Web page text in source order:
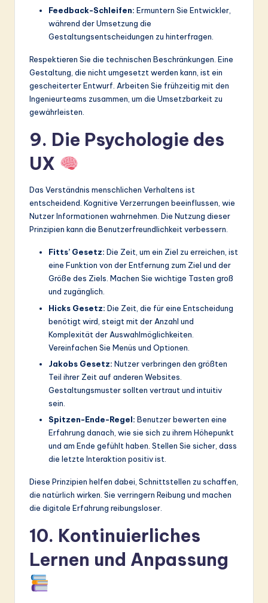
Feedback-Schleifen: Ermuntern Sie Entwickler,
während der Umsetzung die
Gestaltungsentscheidungen zu hinterfragen.
Respektieren Sie die technischen Beschränkungen. Eine
Gestaltung, die nicht umgesetzt werden kann, ist ein
gescheiterter Entwurf. Arbeiten Sie frühzeitig mit den
Ingenieurteams zusammen, um die Umsetzbarkeit zu
gewährleisten.
9. Die Psychologie des
UX
Das Verständnis menschlichen Verhaltens ist
entscheidend. Kognitive Verzerrungen beeinflussen, wie
Nutzer Informationen wahrnehmen. Die Nutzung dieser
Prinzipien kann die Benutzerfreundlichkeit verbessern.
Fitts’ Gesetz: Die Zeit, um ein Ziel zu erreichen, ist
eine Funktion von der Entfernung zum Ziel und der
Größe des Ziels. Machen Sie wichtige Tasten groß
und zugänglich.
Hicks Gesetz: Die Zeit, die für eine Entscheidung
benötigt wird, steigt mit der Anzahl und
Komplexität der Auswahlmöglichkeiten.
Vereinfachen Sie Menüs und Optionen.
Jakobs Gesetz: Nutzer verbringen den größten
Teil ihrer Zeit auf anderen Websites.
Gestaltungsmuster sollten vertraut und intuitiv
sein.
Spitzen-Ende-Regel: Benutzer bewerten eine
Erfahrung danach, wie sie sich zu ihrem Höhepunkt
und am Ende gefühlt haben. Stellen Sie sicher, dass
die letzte Interaktion positiv ist.
Diese Prinzipien helfen dabei, Schnittstellen zu schaffen,
die natürlich wirken. Sie verringern Reibung und machen
die digitale Erfahrung reibungsloser.
10. Kontinuierliches
Lernen und Anpassung